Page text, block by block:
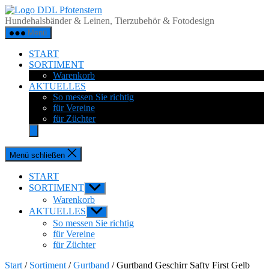
Zum
Inhalt
springen
Pfotenstern
Hundehalsbänder & Leinen, Tierzubehör & Fotodesign
Menü
START
SORTIMENT
Warenkorb
AKTUELLES
So messen Sie richtig
für Vereine
für Züchter
Menü schließen
START
SORTIMENT Untermenü
anzeigen
Warenkorb
AKTUELLES Untermenü
anzeigen
So messen Sie richtig
für Vereine
für Züchter
Start / Sortiment /Gurtband / Gurtband Geschirr Safty First Gelb